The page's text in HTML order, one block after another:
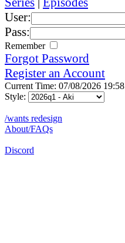
User:
Pass:
Remember
Forgot Password
Register an Account
Current Time: 07/08/2026 19:58
Style:
/wants redesign
About/FAQs
Discord